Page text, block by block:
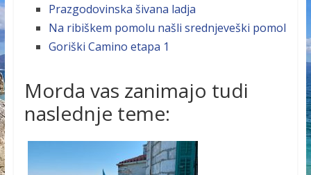
Prazgodovinska šivana ladja
Na ribiškem pomolu našli srednjeveški pomol
Goriški Camino etapa 1
Morda vas zanimajo tudi
naslednje teme: